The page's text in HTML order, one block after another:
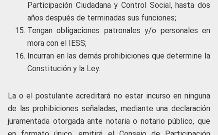
Participación Ciudadana y Control Social, hasta dos
años después de terminadas sus funciones;
Tengan obligaciones patronales y/o personales en
mora con el IESS;
Incurran en las demás prohibiciones que determine la
Constitución y la Ley.
La o el postulante acreditará no estar incurso en ninguna
de las prohibiciones señaladas, mediante una declaración
juramentada otorgada ante notaria o notario público, que